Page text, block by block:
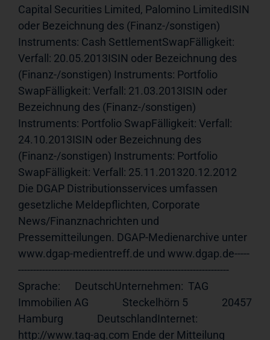
Capital Securities Limited, Palomino LimitedISIN
oder Bezeichnung des (Finanz-/sonstigen)
Instruments: Cash SettlementSwapFälligkeit:
Verfall: 20.05.2013ISIN oder Bezeichnung des
(Finanz-/sonstigen) Instruments: Portfolio
SwapFälligkeit: Verfall: 21.03.2013ISIN oder
Bezeichnung des (Finanz-/sonstigen)
Instruments: Portfolio SwapFälligkeit: Verfall:
24.10.2013ISIN oder Bezeichnung des
(Finanz-/sonstigen) Instruments: Portfolio
SwapFälligkeit: Verfall: 25.11.201320.12.2012
Die DGAP Distributionsservices umfassen
gesetzliche Meldepflichten, Corporate
News/Finanznachrichten und
Pressemitteilungen. DGAP-Medienarchive unter
www.dgap-medientreff.de und www.dgap.de-----
----------------------------------------------------------------------
Sprache:      DeutschUnternehmen:  TAG
Immobilien AG              Steckelhörn 5              20457
Hamburg              DeutschlandInternet:
http://www.tag-ag.com Ende der Mitteilung